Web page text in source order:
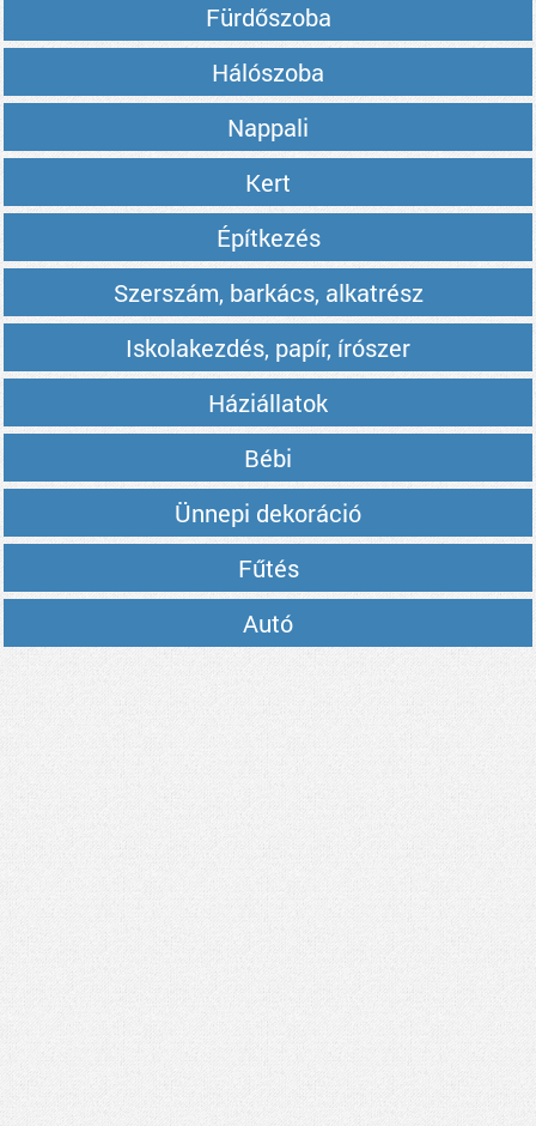
Fürdőszoba
Hálószoba
Nappali
Kert
Építkezés
Szerszám, barkács, alkatrész
Iskolakezdés, papír, írószer
Háziállatok
Bébi
Ünnepi dekoráció
Fűtés
Autó